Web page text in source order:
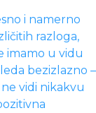
i namerno
razloga,
imamo u vidu
bezizlazno –
vidi nikakvu